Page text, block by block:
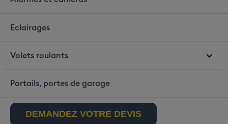
Eclairages
Volets roulants
Portails, portes de garage
DEMANDEZ VOTRE DEVIS
Delta Dore,
Made in France